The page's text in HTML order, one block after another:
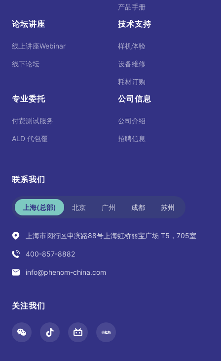
产品手册
论坛讲座
线上讲座Webinar
线下论坛
技术支持
样机体验
设备维修
耗材订购
专业委托
付费测试服务
ALD 代包覆
公司信息
公司介绍
招聘信息
联系我们
上海(总部) 北京 广州 成都 苏州
上海市闵行区申滨路88号上海虹桥丽宝广场 T5，705室
400-857-8882
info@phenom-china.com
关注我们